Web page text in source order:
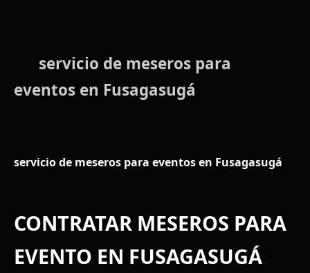
servicio de meseros para
eventos en Fusagasugá
servicio de meseros para eventos en Fusagasugá
CONTRATAR MESEROS PARA
EVENTO EN FUSAGASUGÁ